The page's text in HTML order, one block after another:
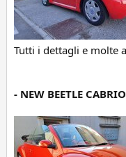
Tutti i dettagli e molte
- NEW BEETLE